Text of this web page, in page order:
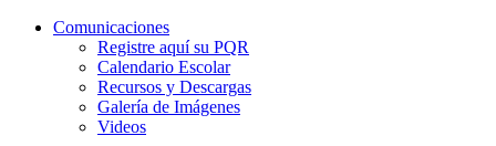
Comunicaciones
Registre aquí su PQR
Calendario Escolar
Recursos y Descargas
Galería de Imágenes
Videos